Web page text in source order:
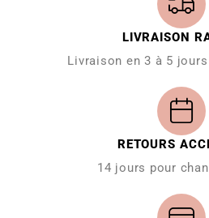
LIVRAISON
Livraison en 3 à 5
RETOURS
14 jours pour